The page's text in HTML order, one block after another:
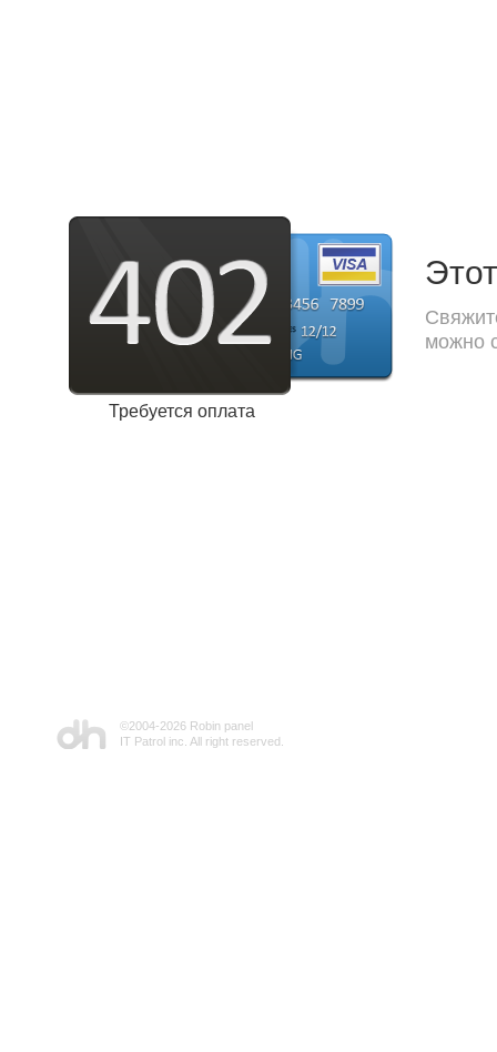
Требуется оплата
можно
©2004-2026 Robin panel
IT Patrol inc. All right reserved.